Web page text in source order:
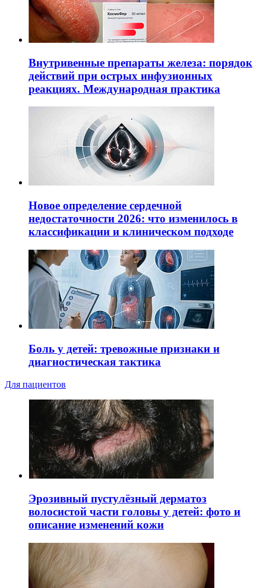
Внутривенные препараты железа: порядок
действий при острых инфузионных
реакциях. Международная практика
Новое определение сердечной
недостаточности 2026: что изменилось в
классификации и клиническом подходе
Боль у детей: тревожные признаки и
диагностическая тактика
Для пациентов
Эрозивный пустулёзный дерматоз
волосистой части головы у детей: фото и
описание изменений кожи